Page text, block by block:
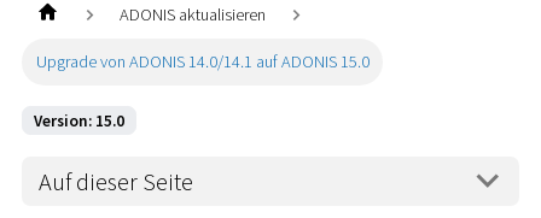
ADONIS aktualisieren
Upgrade von ADONIS 14.0/14.1 auf ADONIS 15.0
Version: 15.0
Auf dieser Seite